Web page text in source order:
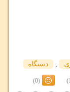
, دستگاه
(0)